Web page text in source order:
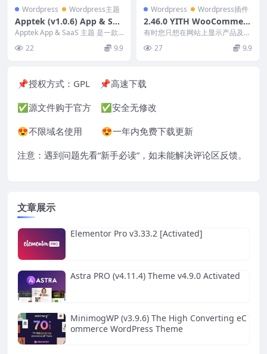
Wordpress Wordpress主题
Apptek (v1.0.6) App & Saa
S Theme [Activated]
Apptek App & SaaS 主题 是一款
22 9.9
Wordpress Wordpress插件
2.46.0 YITH WooCommerc
e Catalog Mode Premium
有时您只想在网站上显示产品及其
信息或价格，但不希望访问者可以
购买这些产品。在这种...
27 9.9
📌授权方式： GPL 📌高速下载
✅源文件购于官方 ✅安全无修改
😍不限域名使用 😍一年内免费下载更新
注意：遇到问题先看“新手必读”，如未能解决评论区反馈。
文章展示
Elementor Pro v3.33.2 [Activated]
Astra PRO (v4.11.4) Theme v4.9.0 Activated
MinimogWP (v3.9.6) The High Converting eC
ommerce WordPress Theme